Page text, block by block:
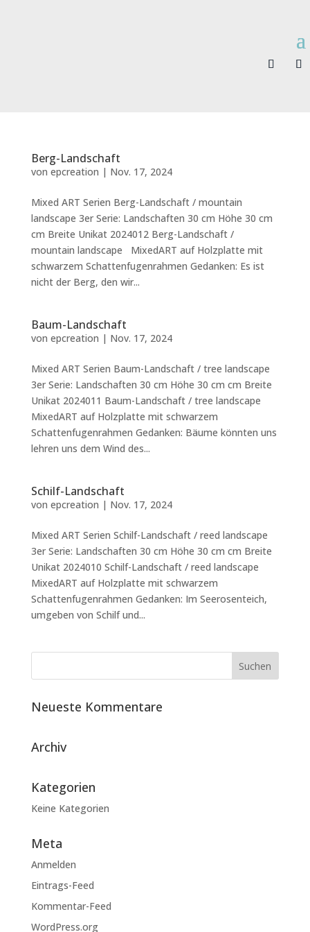
Berg-Landschaft
von epcreation | Nov. 17, 2024
Mixed ART Serien Berg-Landschaft / mountain
landscape 3er Serie: Landschaften 30 cm Höhe 30 cm
cm Breite Unikat 2024012 Berg-Landschaft /
mountain landscape MixedART auf Holzplatte mit
schwarzem Schattenfugenrahmen Gedanken: Es ist
nicht der Berg, den wir...
Baum-Landschaft
von epcreation | Nov. 17, 2024
Mixed ART Serien Baum-Landschaft / tree landscape
3er Serie: Landschaften 30 cm Höhe 30 cm cm Breite
Unikat 2024011 Baum-Landschaft / tree landscape
MixedART auf Holzplatte mit schwarzem
Schattenfugenrahmen Gedanken: Bäume könnten uns
lehren uns dem Wind des...
Schilf-Landschaft
von epcreation | Nov. 17, 2024
Mixed ART Serien Schilf-Landschaft / reed landscape
3er Serie: Landschaften 30 cm Höhe 30 cm cm Breite
Unikat 2024010 Schilf-Landschaft / reed landscape
MixedART auf Holzplatte mit schwarzem
Schattenfugenrahmen Gedanken: Im Seerosenteich,
umgeben von Schilf und...
Neueste Kommentare
Archiv
Kategorien
Keine Kategorien
Meta
Anmelden
Eintrags-Feed
Kommentar-Feed
WordPress.org